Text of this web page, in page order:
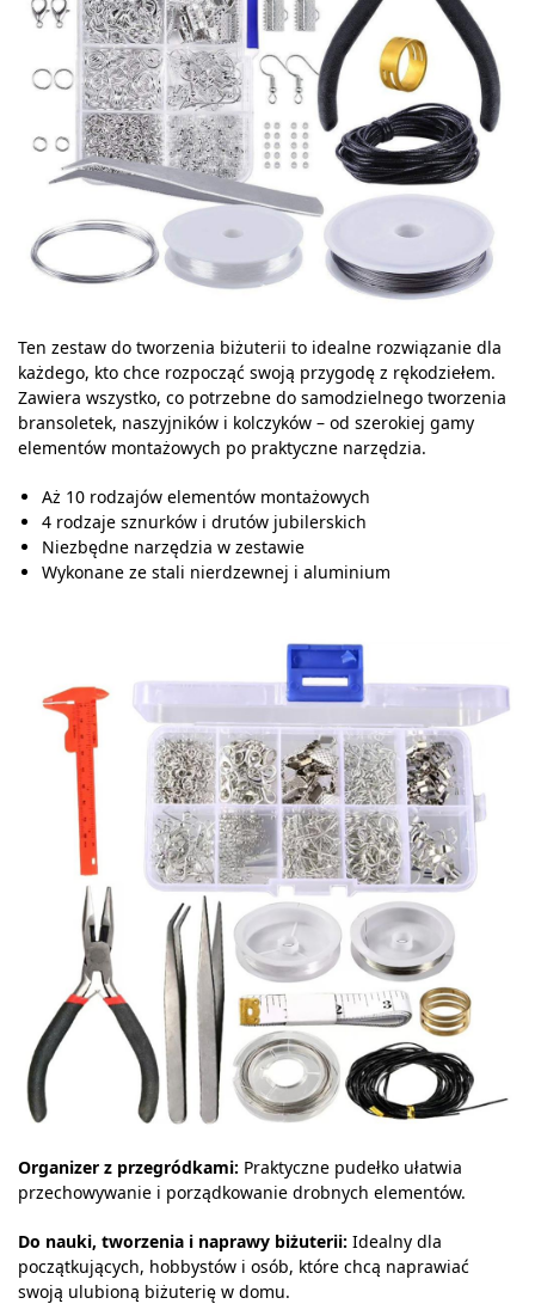
Ten zestaw do tworzenia biżuterii to idealne rozwiązanie dla
każdego, kto chce rozpocząć swoją przygodę z rękodziełem.
Zawiera wszystko, co potrzebne do samodzielnego tworzenia
bransoletek, naszyjników i kolczyków – od szerokiej gamy
elementów montażowych po praktyczne narzędzia.
Aż 10 rodzajów elementów montażowych
4 rodzaje sznurków i drutów jubilerskich
Niezbędne narzędzia w zestawie
Wykonane ze stali nierdzewnej i aluminium
Organizer z przegródkami: Praktyczne pudełko ułatwia
przechowywanie i porządkowanie drobnych elementów.
Do nauki, tworzenia i naprawy biżuterii: Idealny dla
początkujących, hobbystów i osób, które chcą naprawiać
swoją ulubioną biżuterię w domu.